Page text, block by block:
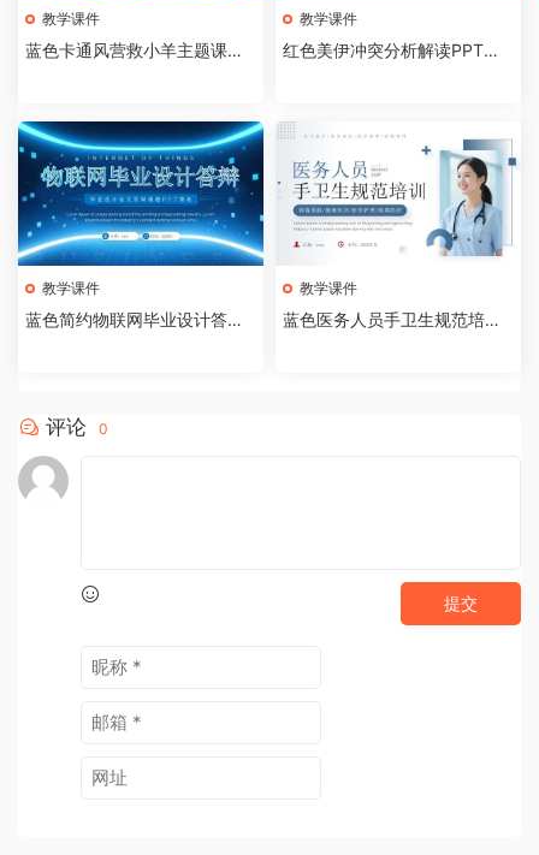
教学课件
蓝色卡通风营救小羊主题课件P
教学课件
红色美伊冲突分析解读PPT模
教学课件
蓝色简约物联网毕业设计答辩P
教学课件
蓝色医务人员手卫生规范培训
评论 0
提交